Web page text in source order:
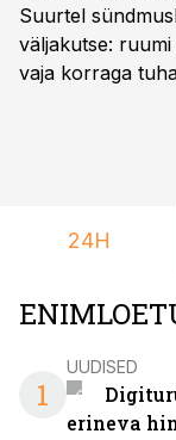
Suurtel
väljakutse:
vaja korraga
nendele
24H
1
UUDISED
erineva